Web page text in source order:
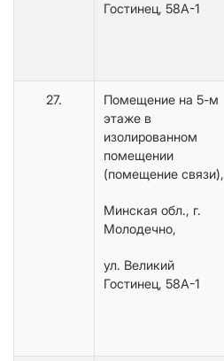
Гостинец, 58А-1
27.
Помещение на 5-м
этаже в
изолированном
помещении
(помещение связи),
Минская обл., г.
Молодечно,
ул. Великий
Гостинец, 58А-1